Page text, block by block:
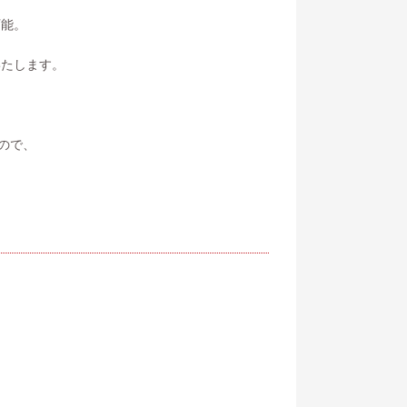
。
します。
で、